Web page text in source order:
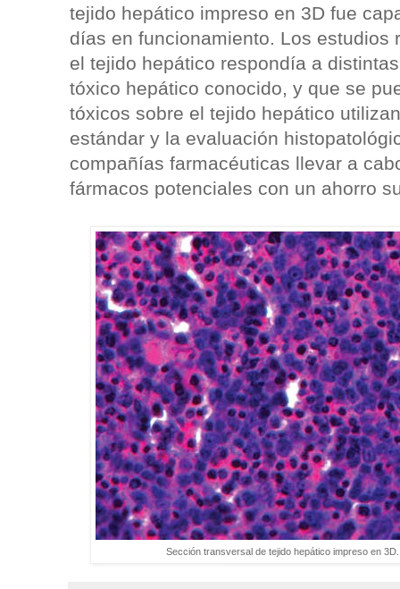
tejido hepático impreso en 3D fue
días en funcionamiento. Los estudios
el tejido hepático respondía a
tóxico hepático conocido, y que se
tóxicos sobre el tejido hepático
estándar y la evaluación
compañías farmacéuticas llevar a
fármacos potenciales con un ahorro
Sección transversal de tejido hepático impreso en